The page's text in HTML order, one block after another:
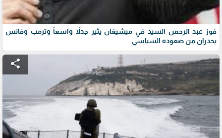
فوز عبد الرحمن السيد في ميشيغان يثير جدلاً واسعاً وترمب وفانس
يحذران من صعوده السياسي
share